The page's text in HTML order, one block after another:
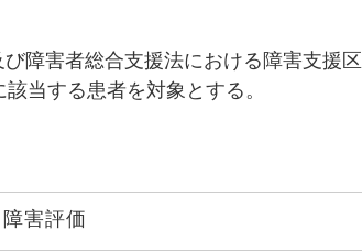
障害者総合支援法における障害支援区
当する患者を対象とする。
害評価